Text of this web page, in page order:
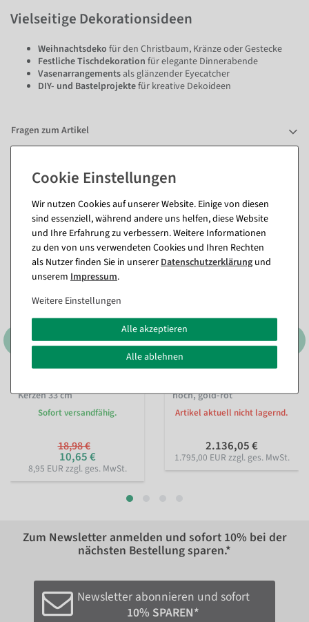
Vielseitige Dekorationsideen
Weihnachtsdeko für den Christbaum, Kränze oder Gestecke
Festliche Tischdekoration für elegante Dinnerabende
Vasenarrangementsals glänzender Eyecatcher
DIY- und Bastelprojektefür kreative Dekoideen
Fragen zum Artikel
Passende Artikel zu diesem Produkt
(8)
%
Kerzen 33 cm
Sofort versandfähig.
18,98 €
10,65 €
8,95 EUR zzgl. ges. MwSt.
hoch, gold-rot
Artikel aktuell nicht lagernd.
2.136,05 €
1.795,00 EUR zzgl. ges. MwSt.
Zum Newsletter anmelden und sofort 10% bei der
nächsten Bestellung sparen.*
Newsletter abonnieren und sofort
10% SPAREN*
Wir nutzen Cookies auf unserer Website. Einige von diesen
sind essenziell, während andere uns helfen, diese Website
und Ihre Erfahrung zu verbessern. Weitere Informationen
zu den von uns verwendeten Cookies und Ihren Rechten
als Nutzer finden Sie in unsererDaten­schutz­erklärung und
unserem Impressum.
Weitere Einstellungen
Alle akzeptieren
Alle ablehnen